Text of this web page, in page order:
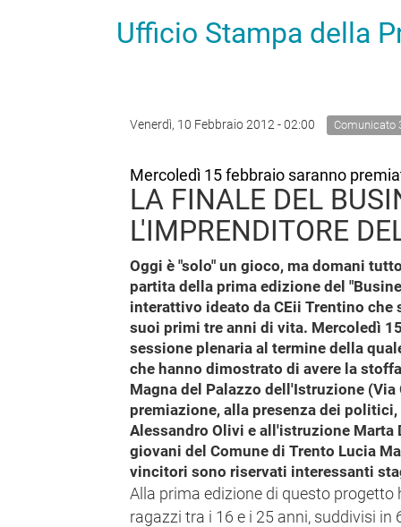
Ufficio Stampa della
Venerdì, 10 Febbraio 2012 - 02:00 Comunicato
Mercoledì 15 febbraio saranno
LA FINALE DEL
L'IMPRENDITORE
Oggi è "solo" un gioco, ma domani
partita della prima edizione del
interattivo ideato da CEii Trentino
suoi primi tre anni di vita. Mercoledì
sessione plenaria al termine della
che hanno dimostrato di avere la
Magna del Palazzo dell'Istruzione
premiazione, alla presenza dei
Alessandro Olivi e all'istruzione Marta
giovani del Comune di Trento Lucia
vincitori sono riservati interessanti
Alla prima edizione di questo
ragazzi tra i 16 e i 25 anni, suddivisi